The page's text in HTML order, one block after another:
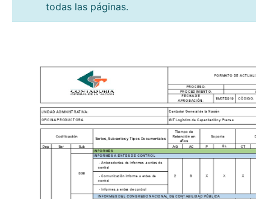
todas las páginas.